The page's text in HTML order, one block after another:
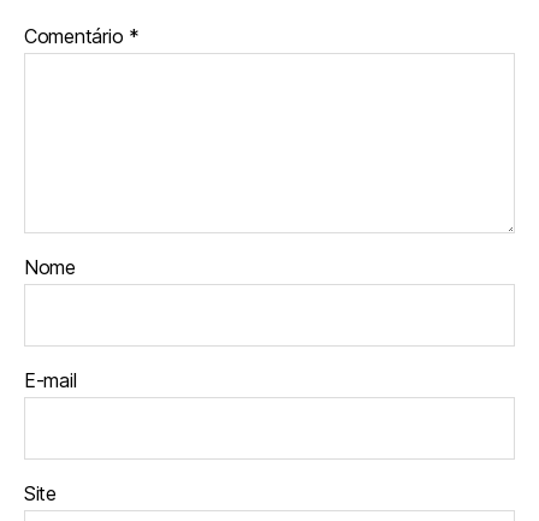
Comentário *
Nome
E-mail
Site